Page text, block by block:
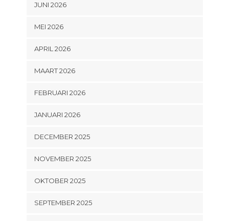
JUNI 2026
MEI 2026
APRIL 2026
MAART 2026
FEBRUARI 2026
JANUARI 2026
DECEMBER 2025
NOVEMBER 2025
OKTOBER 2025
SEPTEMBER 2025